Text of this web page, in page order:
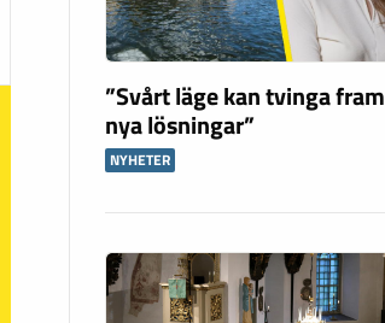
”Svårt läge kan tvinga fram
nya lösningar”
NYHETER